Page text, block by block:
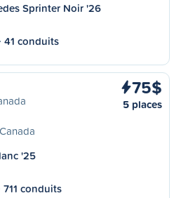
Sprinter Noir '26
41 conduits
75$
5 places
'25
711 conduits